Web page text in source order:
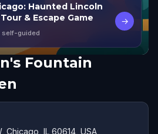
Haunted Lincoln
& Escape Game
self-guided
→
Fountain
Chicago, IL 60614, USA